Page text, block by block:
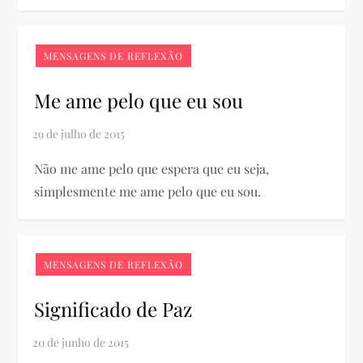
MENSAGENS DE REFLEXÃO
Me ame pelo que eu sou
Não me ame pelo que espera que eu seja,
simplesmente me ame pelo que eu sou.
MENSAGENS DE REFLEXÃO
Significado de Paz